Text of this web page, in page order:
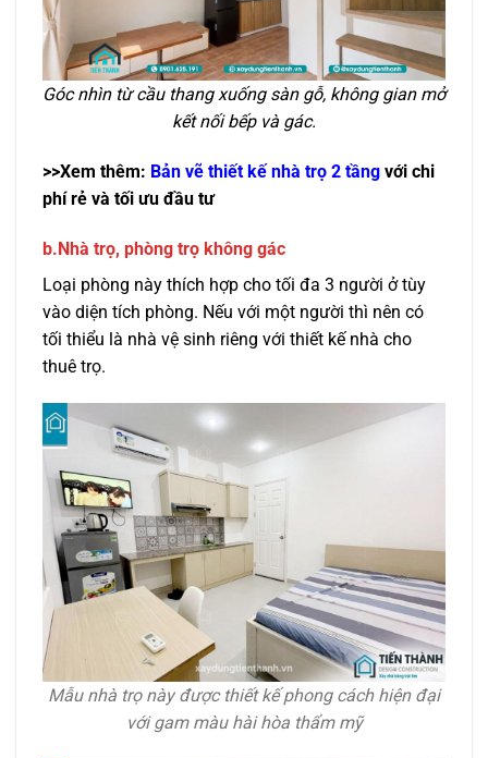
Góc nhìn từ cầu thang xuống sàn gỗ, không gian mở
kết nối bếp và gác.
>>Xem thêm: Bản vẽ thiết kế nhà trọ 2 tầng với chi
phí rẻ và tối ưu đầu tư
b.Nhà trọ, phòng trọ không gác
Loại phòng này thích hợp cho tối đa 3 người ở tùy
vào diện tích phòng. Nếu với một người thì nên có
tối thiểu là nhà vệ sinh riêng với thiết kế nhà cho
thuê trọ.
Mẫu nhà trọ này được thiết kế phong cách hiện đại
với gam màu hài hòa thẩm mỹ